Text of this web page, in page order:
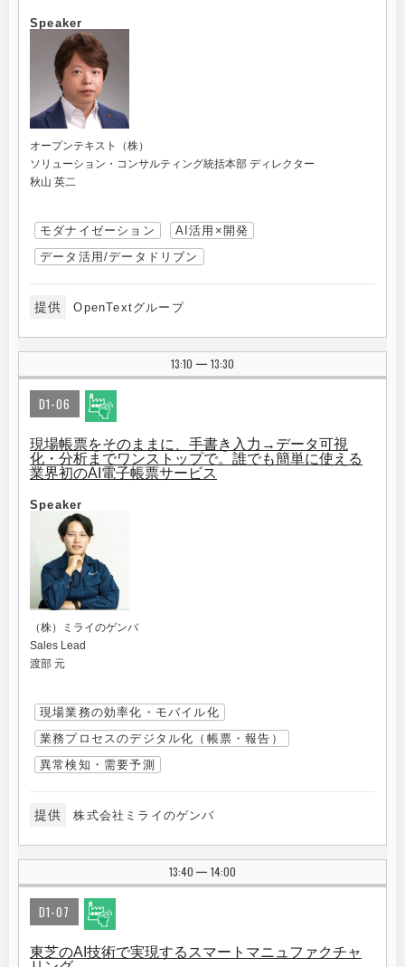
Speaker
オープンテキスト（株）
ソリューション・コンサルティング統括本部 ディレクター
秋山 英二
モダナイゼーション
AI活用×開発
データ活用/データドリブン
提供 OpenTextグループ
13:10 | 13:30
D1-06
現場帳票をそのままに、手書き入力→データ可視
化・分析までワンストップで。誰でも簡単に使える
業界初のAI電子帳票サービス
Speaker
（株）ミライのゲンバ
Sales Lead
渡部 元
現場業務の効率化・モバイル化
業務プロセスのデジタル化（帳票・報告）
異常検知・需要予測
提供 株式会社ミライのゲンバ
13:40 | 14:00
D1-07
東芝のAI技術で実現するスマートマニュファクチャ